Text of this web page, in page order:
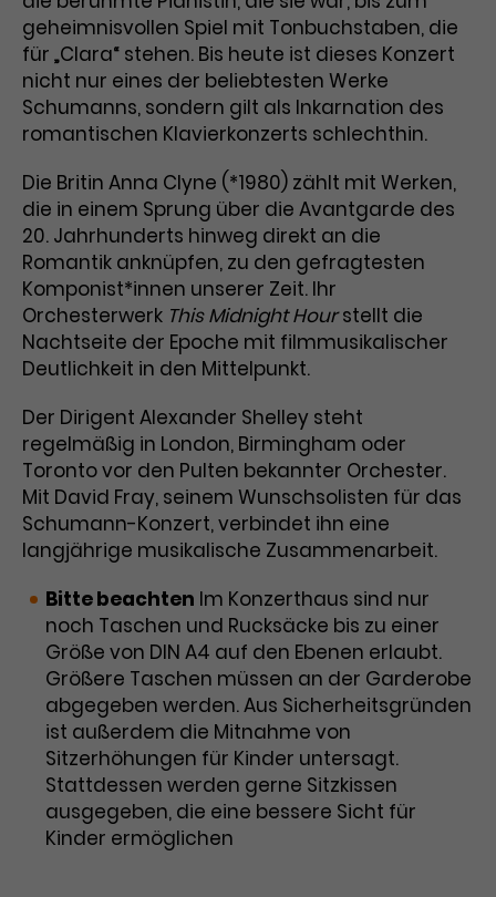
verschiedene Websites hinweg.
geheimnisvollen Spiel mit Tonbuchstaben, die
für „Clara“ stehen. Bis heute ist dieses Konzert
nicht nur eines der beliebtesten Werke
Schumanns, sondern gilt als Inkarnation des
romantischen Klavierkonzerts schlechthin.
Die Britin Anna Clyne (*1980) zählt mit Werken,
die in einem Sprung über die Avantgarde des
20. Jahrhunderts hinweg direkt an die
Romantik anknüpfen, zu den gefragtesten
Komponist*innen unserer Zeit. Ihr
Orchesterwerk This Midnight Hourstellt die
Nachtseite der Epoche mit filmmusikalischer
Deutlichkeit in den Mittelpunkt.
Der Dirigent Alexander Shelley steht
regelmäßig in London, Birmingham oder
Toronto vor den Pulten bekannter Orchester.
Mit David Fray, seinem Wunschsolisten für das
Schumann-Konzert, verbindet ihn eine
langjährige musikalische Zusammenarbeit.
Bitte beachten Im Konzerthaus sind nur
noch Taschen und Rucksäcke bis zu einer
Größe von DIN A4 auf den Ebenen erlaubt.
Größere Taschen müssen an der Garderobe
abgegeben werden. Aus Sicherheitsgründen
ist außerdem die Mitnahme von
Sitzerhöhungen für Kinder untersagt.
Stattdessen werden gerne Sitzkissen
ausgegeben, die eine bessere Sicht für
Kinder ermöglichen